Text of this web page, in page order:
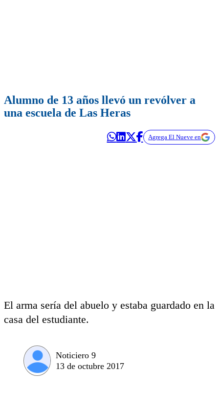
Alumno de 13 años llevó un revólver a
una escuela de Las Heras
Agrega El Nueve en
El arma sería del abuelo y estaba guardado en la
casa del estudiante.
Noticiero 9
13 de octubre 2017